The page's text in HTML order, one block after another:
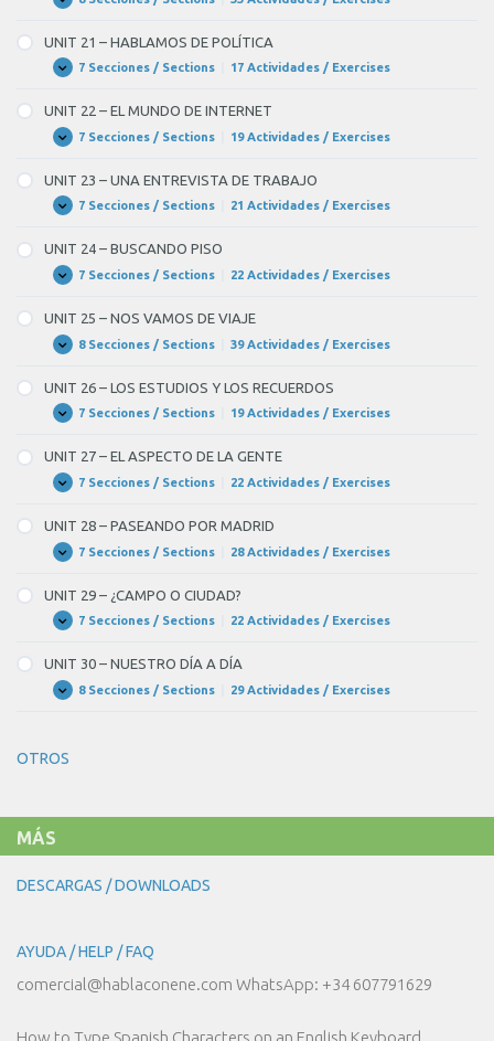
MÉDICO
TIENDAS
Expandir
UNIT
–
VAMOS
A
COCINAR
UNIT 21 – HABLAMOS DE POLÍTICA
Expandir
UNIT
–
HABLAMOS
DE
POLÍTICA
7 Secciones / Sections 17 Actividades / Exercises
UNIT 22 – EL MUNDO DE INTERNET
Expandir
UNIT
–
EL
MUNDO
7 Secciones / Sections 19 Actividades / Exercises
UNIT 23 – UNA ENTREVISTA DE TRABAJO
Expandir
UNIT
–
UNA
ENTREVISTA
DE
7 Secciones / Sections 21 Actividades / Exercises
UNIT 24 – BUSCANDO PISO
Expandir
UNIT
–
BUSCANDO
PISO
7 Secciones / Sections 22 Actividades / Exercises
UNIT 25 – NOS VAMOS DE VIAJE
Expandir
UNIT
–
NOS
VAMOS
DE
8 Secciones / Sections 39 Actividades / Exercises
UNIT 26 – LOS ESTUDIOS Y LOS RECUERDOS
Expandir
UNIT
–
LOS
ESTUDIOS
Y
RECUERDOS
7 Secciones / Sections 19 Actividades / Exercises
UNIT 27 – EL ASPECTO DE LA GENTE
Expandir
UNIT
–
EL
ASPECTO
DE
GENTE
7 Secciones / Sections 22 Actividades / Exercises
UNIT 28 – PASEANDO POR MADRID
Expandir
UNIT
–
PASEANDO
POR
MADRID
7 Secciones / Sections 28 Actividades / Exercises
UNIT 29 – ¿CAMPO O CIUDAD?
Expandir
UNIT
–
¿CAMPO
O
CIUDAD?
7 Secciones / Sections 22 Actividades / Exercises
UNIT 30 – NUESTRO DÍA A DÍA
Expandir
UNIT
DÍA
8 Secciones / Sections 29 Actividades / Exercises
OTROS
MÁS
DESCARGAS / DOWNLOADS
AYUDA / HELP / FAQ
comercial@hablaconene.com WhatsApp: +34 607791629
How to Type Spanish Characters on an English Keyboard